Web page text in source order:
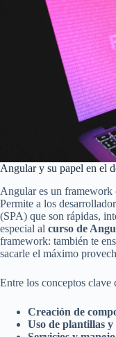
Angular y su papel en el
Angular es un framework
Permite a los
(SPA) que son rápidas,
especial al curso de
framework: también te
sacarle el máximo
Entre los conceptos clave
Creación de
Uso de plantillas